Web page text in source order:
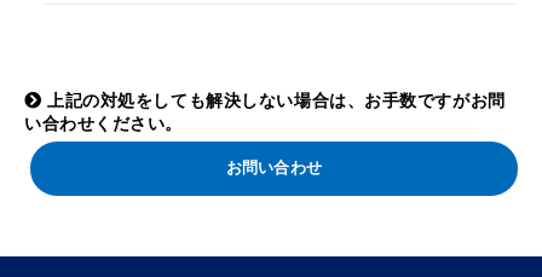
上記の対処をしても解決しない場合は、お手数ですがお問
い合わせください。
お問い合わせ